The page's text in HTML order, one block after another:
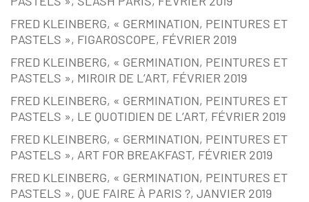
FRED KLEINBERG, « GERMINATION, PEINTURES ET
PASTELS », FIGAROSCOPE, FÉVRIER 2019
FRED KLEINBERG, « GERMINATION, PEINTURES ET
PASTELS », MIROIR DE L’ART, FÉVRIER 2019
FRED KLEINBERG, « GERMINATION, PEINTURES ET
PASTELS », LE QUOTIDIEN DE L’ART, FÉVRIER 2019
FRED KLEINBERG, « GERMINATION, PEINTURES ET
PASTELS », ART FOR BREAKFAST, FÉVRIER 2019
FRED KLEINBERG, « GERMINATION, PEINTURES ET
PASTELS », QUE FAIRE À PARIS ?, JANVIER 2019